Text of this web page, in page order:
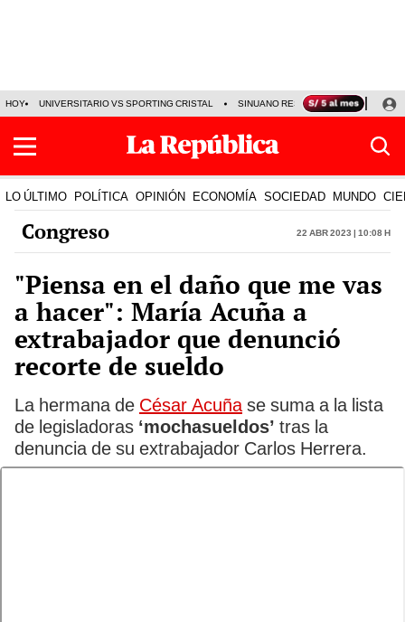
HOY UNIVERSITARIO VS SPORTING CRISTAL SINUANO RESULTADOS HOY
LO ÚLTIMO POLÍTICA OPINIÓN ECONOMÍA SOCIEDAD MUNDO
Congreso 22 Abr 2023 | 10:08 h
"Piensa en el daño que me vas
a hacer": María Acuña a
extrabajador que denunció
recorte de sueldo
La hermana de César Acuñase suma a la lista
de legisladoras ‘mochasueldos’ tras la
denuncia de su extrabajador Carlos Herrera.